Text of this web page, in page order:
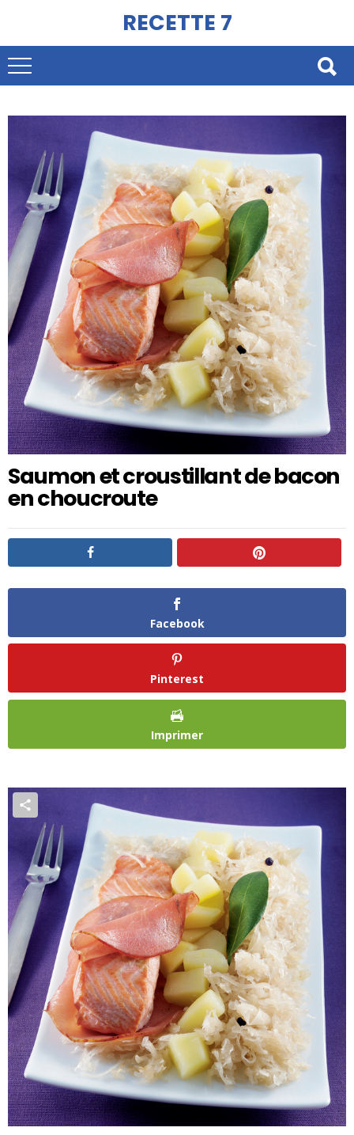
RECETTE 7
Saumon et croustillant de bacon
en choucroute
Facebook
Pinterest
Imprimer